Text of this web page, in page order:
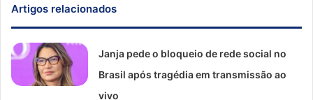
Artigos relacionados
Janja pede o bloqueio de rede social no
Brasil após tragédia em transmissão ao
vivo